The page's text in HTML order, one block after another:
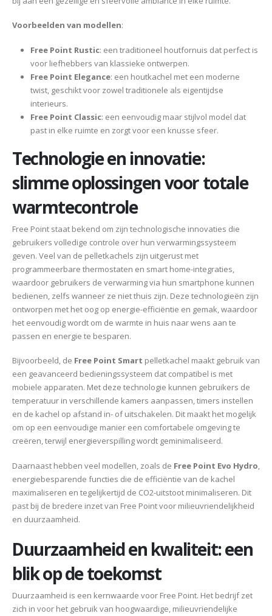
Voorbeelden van modellen:
Free Point Rustic: een traditioneel houtfornuis dat perfect is
voor liefhebbers van klassieke ontwerpen.
Free Point Elegance: een houtkachel met een moderne
twist, geschikt voor zowel traditionele als eigentijdse
interieurs.
Free Point Classic: een eenvoudig maar stijlvol model dat
past in elke ruimte en zorgt voor een knusse sfeer.
Technologie en innovatie:
slimme oplossingen voor totale
warmtecontrole
Free Point staat bekend om zijn technologische innovaties die
gebruikers volledige controle over hun verwarmingssysteem
geven. Veel van de pelletkachels zijn uitgerust met
programmeerbare thermostaten en smart home-integraties,
waardoor gebruikers de verwarming via hun smartphone kunnen
bedienen, zelfs wanneer ze niet thuis zijn. Deze technologieën zijn
ontworpen met het oog op energie-efficiëntie en gemak, waardoor
het eenvoudig wordt om de warmte in huis naar wens aan te
passen en energie te besparen.
Bijvoorbeeld, de Free Point Smart pelletkachel maakt gebruik van
een geavanceerd bedieningssysteem dat compatibel is met
mobiele apparaten. Met deze technologie kunnen gebruikers de
temperatuur in verschillende kamers aanpassen, timers instellen
en de kachel op afstand in- of uitschakelen. Dit maakt het mogelijk
om op een eenvoudige manier een comfortabele omgeving te
creëren, terwijl energieverspilling wordt geminimaliseerd.
Daarnaast hebben veel modellen, zoals de Free Point Evo Hydro,
energiebesparende functies die de efficiëntie van de kachel
maximaliseren en tegelijkertijd de CO2-uitstoot minimaliseren. Dit
past bij de bredere inzet van Free Point voor milieuvriendelijkheid
en duurzaamheid.
Duurzaamheid en kwaliteit: een
blik op de toekomst
Duurzaamheid is een kernwaarde voor Free Point. Het bedrijf zet
zich in voor het gebruik van hoogwaardige, milieuvriendelijke